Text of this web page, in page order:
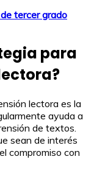
tercer grado
para
lectora es la
ayuda a
de textos.
sean de interés
compromiso con